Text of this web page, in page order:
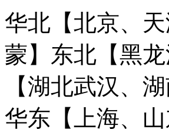
华北【北京、
蒙】 东北【黑
【湖北武汉、
华东【上海、